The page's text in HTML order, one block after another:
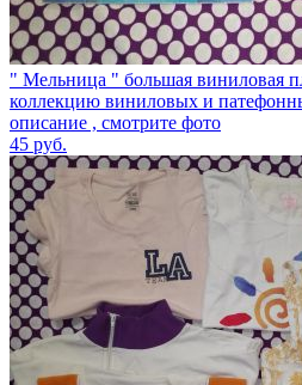
" Мельница " большая виниловая
коллекцию виниловых и
описание , смотрите фото
45 руб.